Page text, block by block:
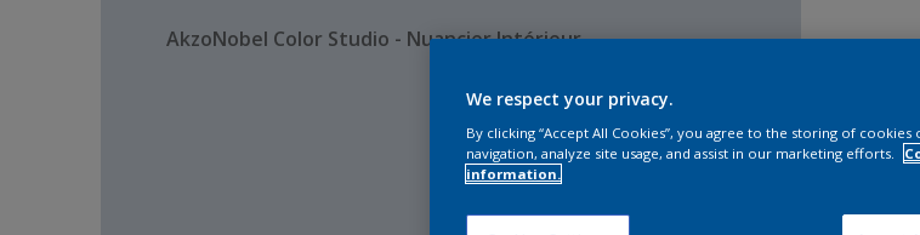
AkzoNobel Color Studio - Nuancier Intérieur
We respect your privacy.
By clicking “Accept All Cookies”, you agree to the storing of
navigation, analyze site usage, and assist in our marketing efforts.
information.